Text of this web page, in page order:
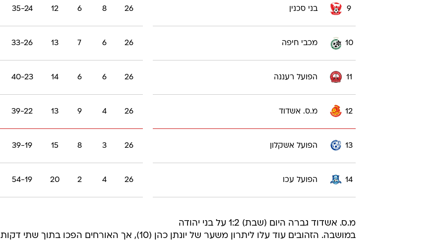
9 בני סכנין 26
8
6
12
35-24
10 מכבי חיפה 26
6
7
13
33-26
11 הפועל רעננה 26
6
6
14
40-23
12 מ.ס. אשדוד 26
4
9
13
39-22
13 הפועל אשקלון 26
3
8
15
39-19
14 הפועל עכו 26
4
2
20
54-19
מ.ס. אשדוד גברה היום (שבת) 1:2 על בני יהודה
במושבה. הזהובים עוד עלו ליתרון משער של יונתן כהן (10), אך האורחים הפכו בתוך שתי דקות